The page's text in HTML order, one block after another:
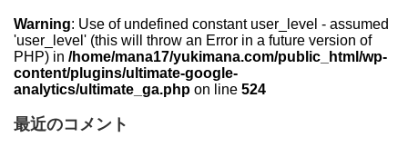
Warning: Use of undefined constant user_level - assumed
'user_level' (this will throw an Error in a future version of
PHP) in /home/mana17/yukimana.com/public_html/wp-
content/plugins/ultimate-google-
analytics/ultimate_ga.php on line 524
最近のコメント